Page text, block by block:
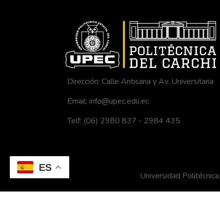
ES
Dirección: Calle Antisana y Av. Universitaria
Email: info@upec.edu.ec
Telf: (06) 2980 837 - 2984 435
Universidad